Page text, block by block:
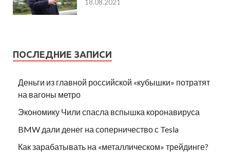
18.08.2021
ПОСЛЕДНИЕ ЗАПИСИ
Деньги из главной российской «кубышки» потратят
на вагоны метро
Экономику Чили спасла вспышка коронавируса
BMW дали денег на соперничество с Tesla
Как зарабатывать на «металлическом» трейдинге?